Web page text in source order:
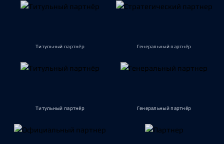
Титульный партнёр Генеральный партнёр
Титульный партнёр Генеральный партнёр